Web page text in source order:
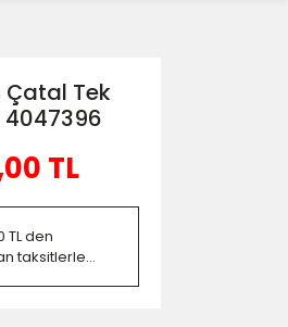
Çatal Tek
4047396
TL
TL den
taksitlerle...